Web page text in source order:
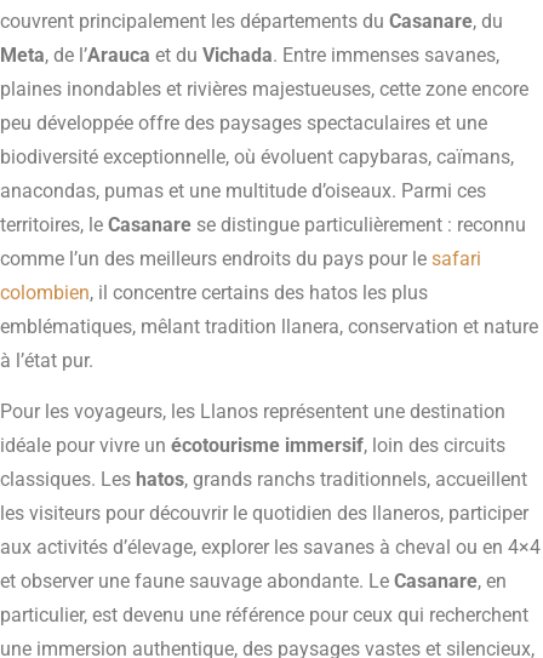
couvrent principalement les départements du Casanare, du
Meta, de l’Arauca et du Vichada. Entre immenses savanes,
plaines inondables et rivières majestueuses, cette zone encore
peu développée offre des paysages spectaculaires et une
biodiversité exceptionnelle, où évoluent capybaras, caïmans,
anacondas, pumas et une multitude d’oiseaux. Parmi ces
territoires, le Casanare se distingue particulièrement : reconnu
comme l’un des meilleurs endroits du pays pour le safari
colombien, il concentre certains des hatos les plus
emblématiques, mêlant tradition llanera, conservation et nature
à l’état pur.
Pour les voyageurs, les Llanos représentent une destination
idéale pour vivre un écotourisme immersif, loin des circuits
classiques. Les hatos, grands ranchs traditionnels, accueillent
les visiteurs pour découvrir le quotidien des llaneros, participer
aux activités d’élevage, explorer les savanes à cheval ou en 4×4
et observer une faune sauvage abondante. Le Casanare, en
particulier, est devenu une référence pour ceux qui recherchent
une immersion authentique, des paysages vastes et silencieux,